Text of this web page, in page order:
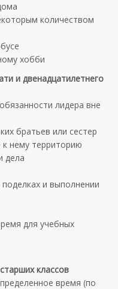
количеством
хобби
и двенадцатилетнего
лидера вне
братьев или сестер
нему территорию
дела
и выполнении
для учебных
классов
время (по